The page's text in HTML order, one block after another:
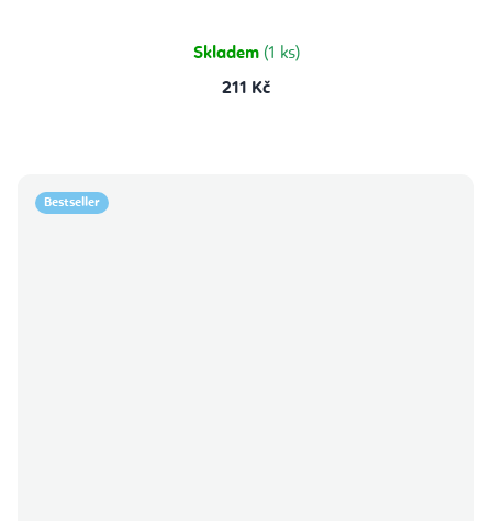
Skladem (1 ks)
211 Kč
Bestseller